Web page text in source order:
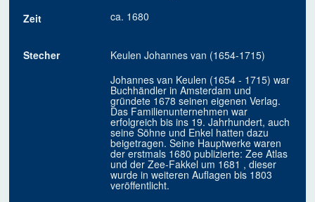
Zeit
ca. 1680
Stecher
Keulen Johannes van (1654-1715)
Johannes van Keulen (1654 - 1715) war
Buchhändler in Amsterdam und
gründete 1678 seinen eigenen Verlag.
Das Familienunternehmen war
erfolgreich bis ins 19. Jahrhundert, auch
seine Söhne und Enkel hatten dazu
beigetragen. Seine Hauptwerke waren
der erstmals 1680 publizierte: Zee Atlas
und der Zee-Fakkel um 1681 , dieser
wurde in weiteren Auflagen bis 1803
veröffentlicht.